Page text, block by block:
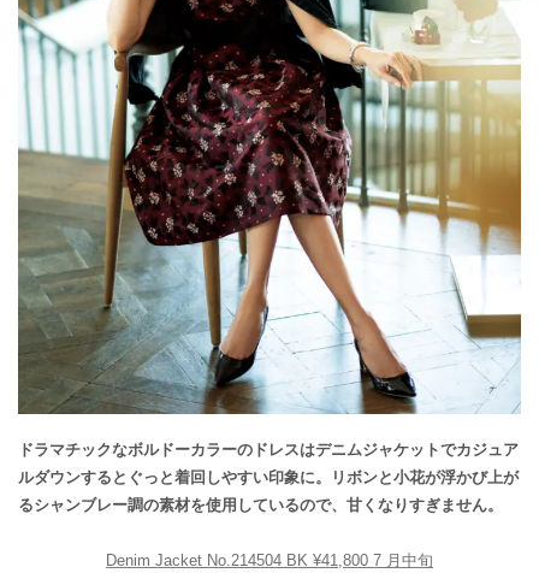
ドラマチックなボルドーカラーのドレスはデニムジャケットでカジュア
ルダウンするとぐっと着回しやすい印象に。リボンと小花が浮かび上が
るシャンブレー調の素材を使用しているので、甘くなりすぎません。
Denim Jacket No.214504 BK ¥41,800 7 月中旬